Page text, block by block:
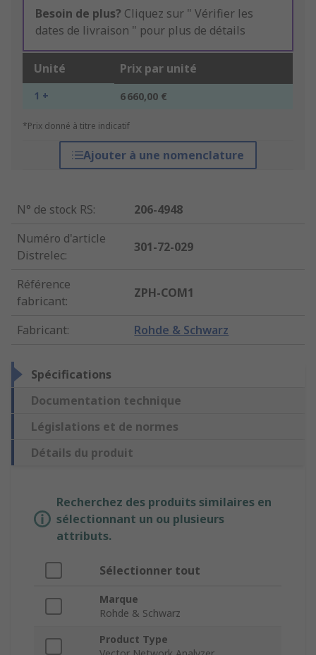
Besoin de plus? Cliquez sur " Vérifier les
dates de livraison " pour plus de détails
Unité Prix par unité
1 + 6 660,00 €
*Prix donné à titre indicatif
Ajouter à une nomenclature
N° de stock RS:
206-4948
Numéro d'article
Distrelec:
301-72-029
Référence
fabricant:
ZPH-COM1
Fabricant: Rohde & Schwarz
Spécifications
Documentation technique
Législations et de normes
Détails du produit
Recherchez des produits similaires en
sélectionnant un ou plusieurs
attributs.
Sélectionner tout
Marque
Rohde & Schwarz
Product Type